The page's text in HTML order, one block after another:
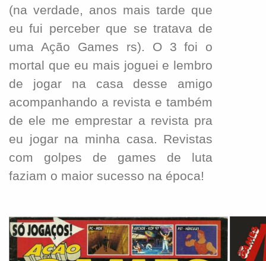
(na verdade, anos mais tarde que
eu fui perceber que se tratava de
uma Ação Games rs). O 3 foi o
mortal que eu mais joguei e lembro
de jogar na casa desse amigo
acompanhando a revista e também
de ele me emprestar a revista pra
eu jogar na minha casa. Revistas
com golpes de games de luta
faziam o maior sucesso na época!